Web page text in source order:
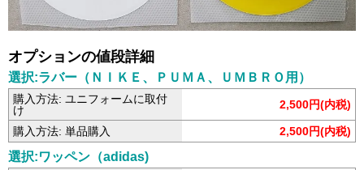
オプションの値段詳細
選択:ラバー（ＮＩＫＥ、ＰＵＭＡ、ＵＭＢＲＯ用）
購入方法: ユニフォームに取付
け
2,500円(内税)
購入方法: 単品購入 2,500円(内税)
選択:ワッペン（adidas)